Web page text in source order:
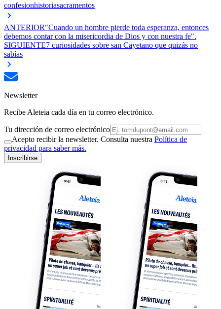
confesionhistoriasacramentos
ANTERIOR"Cuando un hombre pierde toda esperanza, entonces
debemos contar con la misericordia de Dios y con nuestra fe".
SIGUIENTE7 curiosidades sobre san Cayetano que quizás no
sabías
Newsletter
Recibe Aleteia cada día en tu correo electrónico.
Tu dirección de correo electrónico
Acepto recibir la newsletter. Consulta nuestra Política de
privacidad para saber más.
Inscribirse